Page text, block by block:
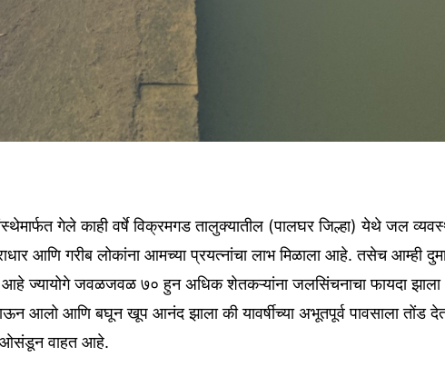
गेले काही वर्षे विक्रमगड तालुक्यातील (पालघर जिल्हा)येथे जल
आणि गरीब लोकांना आमच्या प्रयत्नांचा लाभ मिळाला आहे.तसेच आम्ही
आहे ज्यायोगे जवळजवळ ७० हुन अधिक शेतकऱ्यांना जलसिंचनाचा फायदा झाला
आलो आणि बघून खूप आनंद झाला की यावर्षीच्या अभूतपूर्व पावसाला तोंड
ओसंडून वाहत आहे.